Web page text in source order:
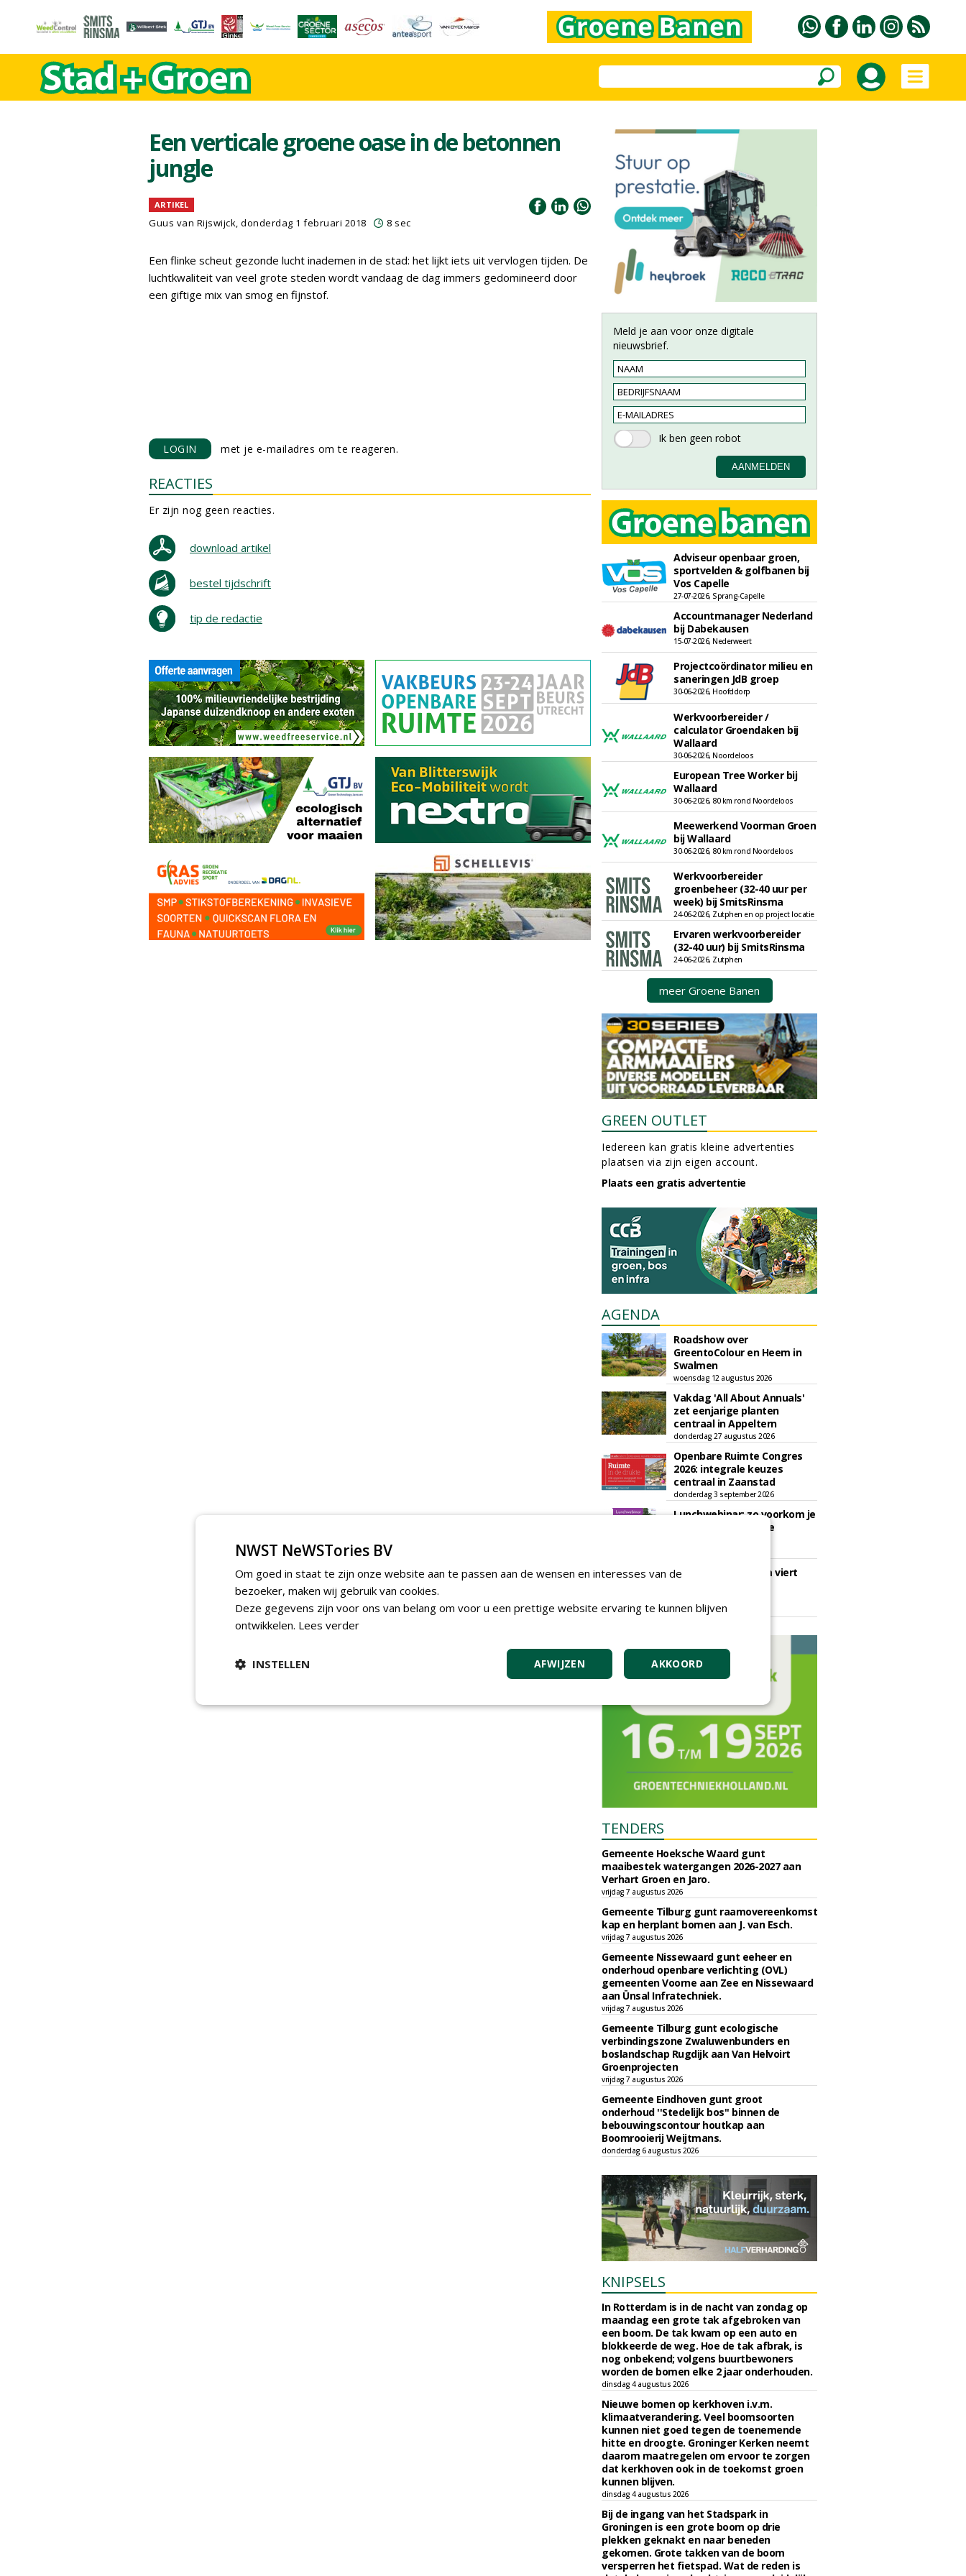
Een verticale groene oase in de betonnen
jungle
ARTIKEL
Guus van Rijswijck, donderdag 1 februari 2018 8 sec
Een flinke scheut gezonde lucht inademen in de stad: het lijkt iets uit vervlogen tijden. De
luchtkwaliteit van veel grote steden wordt vandaag de dag immers gedomineerd door
een giftige mix van smog en fijnstof.
LOGIN met je e-mailadres om te reageren.
REACTIES
Er zijn nog geen reacties.
download artikel
bestel tijdschrift
tip de redactie
Meld je aan voor onze digitale
nieuwsbrief.
Adviseur openbaar groen,
sportvelden & golfbanen bij
Vos Capelle
27-07-2026, Sprang-Capelle
Accountmanager Nederland
bij Dabekausen
15-07-2026, Nederweert
Projectcoördinator milieu en
saneringen JdB groep
30-06-2026, Hoofddorp
Werkvoorbereider /
calculator Groendaken bij
Wallaard
30-06-2026, Noordeloos
European Tree Worker bij
Wallaard
30-06-2026, 80 km rond Noordeloos
Meewerkend Voorman Groen
bij Wallaard
30-06-2026, 80 km rond Noordeloos
Werkvoorbereider
groenbeheer (32-40 uur per
week) bij SmitsRinsma
24-06-2026, Zutphen en op project locatie
Ervaren werkvoorbereider
(32-40 uur) bij SmitsRinsma
24-06-2026, Zutphen
meer Groene Banen
GREEN OUTLET
Iedereen kan gratis kleine advertenties
plaatsen via zijn eigen account.
Plaats een gratis advertentie
AGENDA
Roadshow over
GreentoColour en Heem in
Swalmen
woensdag 12 augustus 2026
Vakdag 'All About Annuals'
zet eenjarige planten
centraal in Appeltern
donderdag 27 augustus 2026
Openbare Ruimte Congres
2026: integrale keuzes
centraal in Zaanstad
donderdag 3 september 2026
Lunchwebinar: zo voorkom je
dat natuurinclusieve
Rooftop Symposium viert
vrijdag 18 september 2026
TENDERS
Gemeente Hoeksche Waard gunt
maaibestek watergangen 2026-2027 aan
Verhart Groen en Jaro.
vrijdag 7 augustus 2026
Gemeente Tilburg gunt raamovereenkomst
kap en herplant bomen aan J. van Esch.
vrijdag 7 augustus 2026
Gemeente Nissewaard gunt eeheer en
onderhoud openbare verlichting (OVL)
gemeenten Voorne aan Zee en Nissewaard
aan Ünsal Infratechniek.
vrijdag 7 augustus 2026
Gemeente Tilburg gunt ecologische
verbindingszone Zwaluwenbunders en
boslandschap Rugdijk aan Van Helvoirt
Groenprojecten
vrijdag 7 augustus 2026
Gemeente Eindhoven gunt groot
onderhoud ''Stedelijk bos'' binnen de
bebouwingscontour houtkap aan
Boomrooierij Weijtmans.
donderdag 6 augustus 2026
KNIPSELS
In Rotterdam is in de nacht van zondag op
maandag een grote tak afgebroken van
een boom. De tak kwam op een auto en
blokkeerde de weg. Hoe de tak afbrak, is
nog onbekend; volgens buurtbewoners
worden de bomen elke 2 jaar onderhouden.
dinsdag 4 augustus 2026
Nieuwe bomen op kerkhoven i.v.m.
klimaatverandering. Veel boomsoorten
kunnen niet goed tegen de toenemende
hitte en droogte. Groninger Kerken neemt
daarom maatregelen om ervoor te zorgen
dat kerkhoven ook in de toekomst groen
kunnen blijven.
dinsdag 4 augustus 2026
Bij de ingang van het Stadspark in
Groningen is een grote boom op drie
plekken geknakt en naar beneden
gekomen. Grote takken van de boom
versperren het fietspad. Wat de reden is
NWST NeWSTories BV
Om goed in staat te zijn onze website aan te passen aan de wensen en interesses van de
bezoeker, maken wij gebruik van cookies.
Deze gegevens zijn voor ons van belang om voor u een prettige website ervaring te kunnen blijven
ontwikkelen. Lees verder
AKKOORD
AFWIJZEN
INSTELLEN